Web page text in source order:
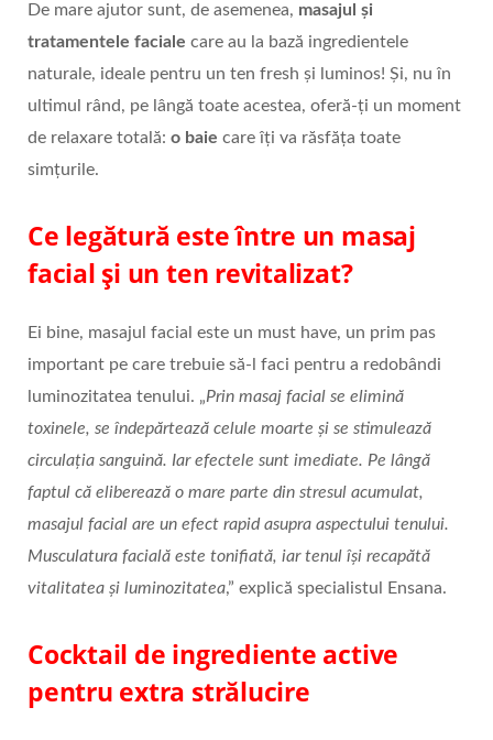
De mare ajutor sunt, de asemenea, masajul și
tratamentele faciale care au la bază ingredientele
naturale, ideale pentru un ten fresh și luminos! Și, nu în
ultimul rând, pe lângă toate acestea, oferă-ți un moment
de relaxare totală: o baie care îți va răsfăța toate
simțurile.
Ce legătură este între un masaj
facial și un ten revitalizat?
Ei bine, masajul facial este un must have, un prim pas
important pe care trebuie să-l faci pentru a redobândi
luminozitatea tenului. „Prin masaj facial se elimină
toxinele, se îndepărtează celule moarte și se stimulează
circulația sanguină. Iar efectele sunt imediate. Pe lângă
faptul că eliberează o mare parte din stresul acumulat,
masajul facial are un efect rapid asupra aspectului tenului.
Musculatura facială este tonifiată, iar tenul își recapătă
vitalitatea și luminozitatea,” explică specialistul Ensana.
Cocktail de ingrediente active
pentru extra strălucire